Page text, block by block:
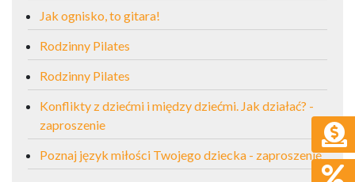
Jak ognisko, to gitara!
Rodzinny Pilates
Rodzinny Pilates
Konflikty z dziećmi i między dziećmi. Jak działać? -
zaproszenie
Poznaj język miłości Twojego dziecka - zaproszenie